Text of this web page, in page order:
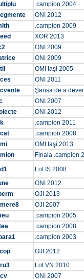
.campion 2004
ONI 2012
.campion 2009
XOR 2013
ONI 2009
ONI 2009
OMI Iaşi 2005
ONI 2011
Şansa de a
ONI 2007
ONI 2012
.campion 2011
.campion 2008
OMI Iaşi 2013
Finala .campion
Lot IS 2008
ONI 2012
OJI 2013
OJI 2007
.campion 2005
.campion 2008
.campion 2003
OJI 2012
Lot VN 2010
ONI 2007